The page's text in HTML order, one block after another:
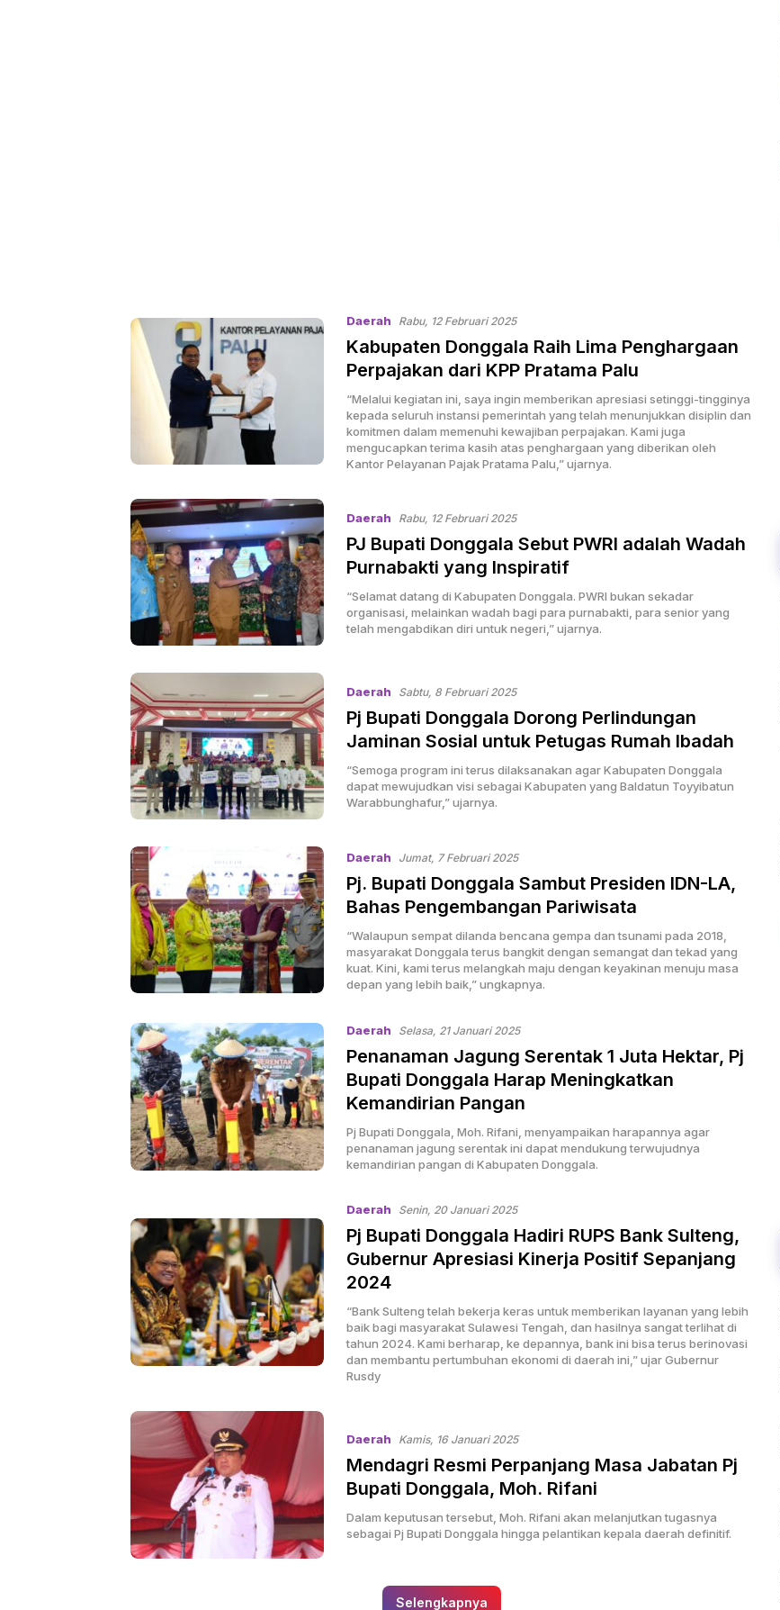
Daerah Rabu, 12 Februari 2025
Kabupaten Donggala Raih Lima Penghargaan
Perpajakan dari KPP Pratama Palu
“Melalui kegiatan ini, saya ingin memberikan apresiasi setinggi-tingginya
kepada seluruh instansi pemerintah yang telah menunjukkan disiplin dan
komitmen dalam memenuhi kewajiban perpajakan. Kami juga
mengucapkan terima kasih atas penghargaan yang diberikan oleh
Kantor Pelayanan Pajak Pratama Palu,” ujarnya.
Daerah Rabu, 12 Februari 2025
PJ Bupati Donggala Sebut PWRI adalah Wadah
Purnabakti yang Inspiratif
“Selamat datang di Kabupaten Donggala. PWRI bukan sekadar
organisasi, melainkan wadah bagi para purnabakti, para senior yang
telah mengabdikan diri untuk negeri,” ujarnya.
Daerah Sabtu, 8 Februari 2025
Pj Bupati Donggala Dorong Perlindungan
Jaminan Sosial untuk Petugas Rumah Ibadah
“Semoga program ini terus dilaksanakan agar Kabupaten Donggala
dapat mewujudkan visi sebagai Kabupaten yang Baldatun Toyyibatun
Warabbunghafur,” ujarnya.
Daerah Jumat, 7 Februari 2025
Pj. Bupati Donggala Sambut Presiden IDN-LA,
Bahas Pengembangan Pariwisata
“Walaupun sempat dilanda bencana gempa dan tsunami pada 2018,
masyarakat Donggala terus bangkit dengan semangat dan tekad yang
kuat. Kini, kami terus melangkah maju dengan keyakinan menuju masa
depan yang lebih baik,” ungkapnya.
Daerah Selasa, 21 Januari 2025
Penanaman Jagung Serentak 1 Juta Hektar, Pj
Bupati Donggala Harap Meningkatkan
Kemandirian Pangan
Pj Bupati Donggala, Moh. Rifani, menyampaikan harapannya agar
penanaman jagung serentak ini dapat mendukung terwujudnya
kemandirian pangan di Kabupaten Donggala.
Daerah Senin, 20 Januari 2025
Pj Bupati Donggala Hadiri RUPS Bank Sulteng,
Gubernur Apresiasi Kinerja Positif Sepanjang
2024
“Bank Sulteng telah bekerja keras untuk memberikan layanan yang lebih
baik bagi masyarakat Sulawesi Tengah, dan hasilnya sangat terlihat di
tahun 2024. Kami berharap, ke depannya, bank ini bisa terus berinovasi
dan membantu pertumbuhan ekonomi di daerah ini,” ujar Gubernur
Rusdy
Daerah Kamis, 16 Januari 2025
Mendagri Resmi Perpanjang Masa Jabatan Pj
Bupati Donggala, Moh. Rifani
Dalam keputusan tersebut, Moh. Rifani akan melanjutkan tugasnya
sebagai Pj Bupati Donggala hingga pelantikan kepala daerah definitif.
Selengkapnya